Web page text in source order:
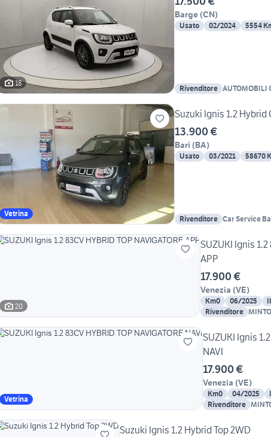
18
Barge (CN)
Usato 02/2024 5554
Rivenditore AUTOMOBILI
Vetrina
Suzuki Ignis 1.2 Hybrid
13.900 €
Bari (BA)
Usato 03/2021 58670
Rivenditore Car Service
20
SUZUKI Ignis 1.2
APP
17.900 €
Venezia (VE)
Km0 06/2025
Rivenditore
Vetrina
SUZUKI Ignis
NAVI
17.900 €
Venezia (VE)
Km0 04/2025
Rivenditore
Suzuki Ignis 1.2 Hybrid Top 2WD